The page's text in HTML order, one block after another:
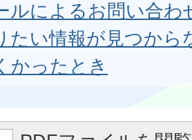
ルによるお問い合わ
たい情報が見つから
かったとき